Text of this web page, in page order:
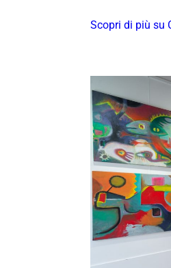
Scopri di più su